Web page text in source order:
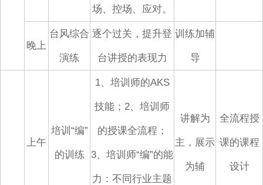
场、控场、应对。
晚上
台风综合
演练
逐个过关，提升登
台讲授的表现力
训练加辅
导
上午
培训“编”
的训练
1、培训师的AKS
技能；2、培训师
的授课全流程；
3、培训师“编”的能
力：不同行业主题
讲解为
主，展示
为辅
全流程授
课的课程
设计